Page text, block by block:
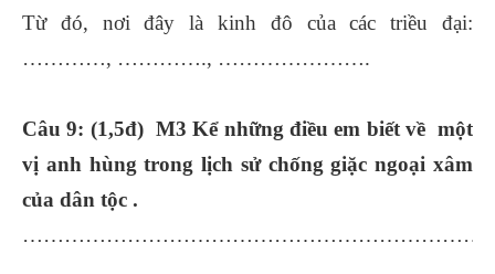
Từ đó, nơi đây là kinh đô của các triều đại:
…………, …………., ………………….
Câu 9: (1,5đ) M3 Kể những điều em biết về một
vị anh hùng trong lịch sử chống giặc ngoại xâm
của dân tộc .